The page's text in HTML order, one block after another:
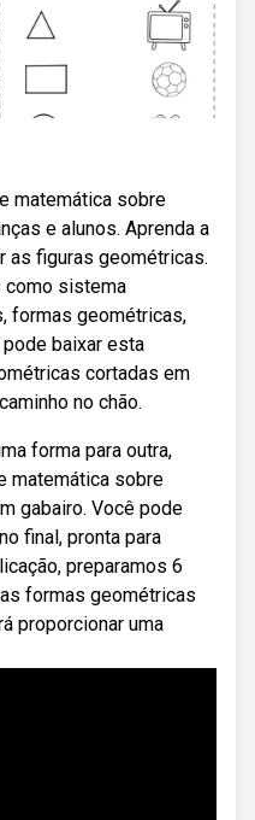
matemática sobre
e alunos. Aprenda a
as figuras geométricas.
como sistema
formas geométricas,
baixar esta
cortadas em
no chão.
forma para outra,
matemática sobre
gabairo. Você pode
final, pronta para
preparamos 6
formas geométricas
proporcionar uma